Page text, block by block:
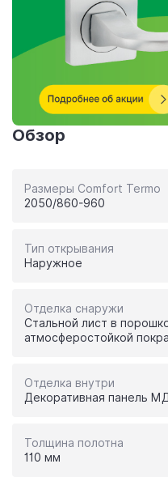
Обзор
Размеры Comfort Termo
2050/860-960
Тип открывания
Наружное
Отделка снаружи
Стальной лист в
атмосферостойкой
Отделка внутри
Декоративная панель
Толщина полотна
110 мм